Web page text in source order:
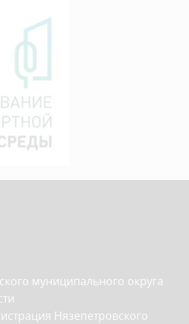
муниципального округа
Нязепетровского